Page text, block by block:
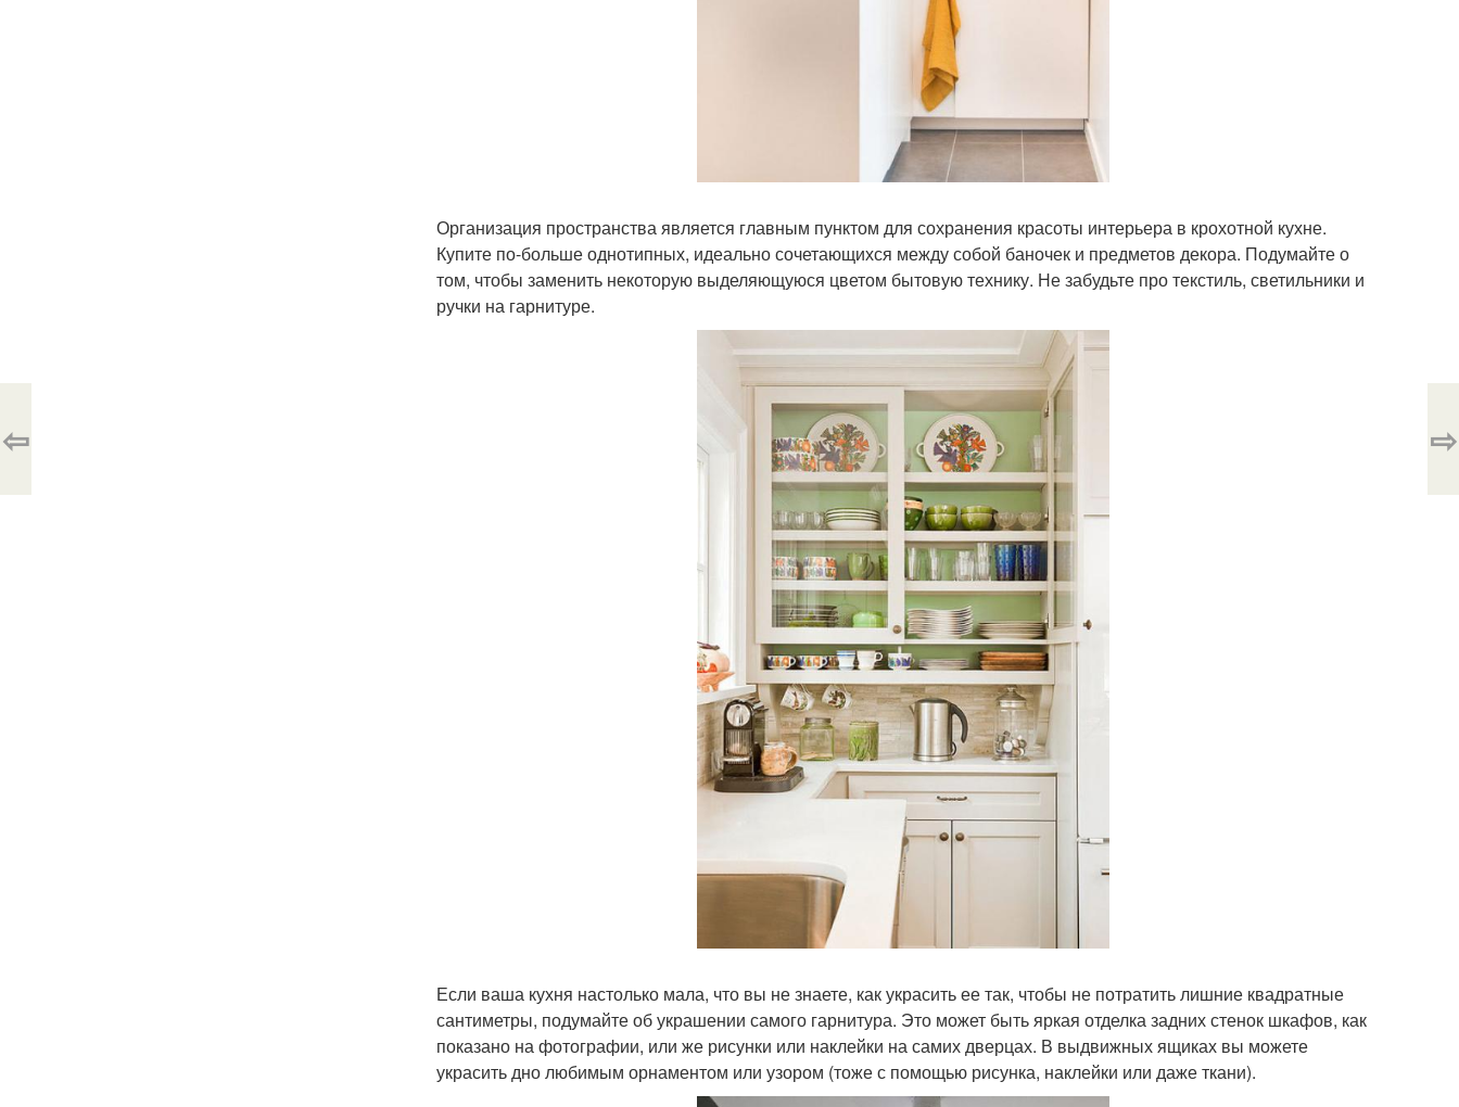
Организация пространства является главным пунктом для сохранения красоты интерьера в крохотной кухне.
Купите по-больше однотипных, идеально сочетающихся между собой баночек и предметов декора. Подумайте о
том, чтобы заменить некоторую выделяющуюся цветом бытовую технику. Не забудьте про текстиль, светильники и
ручки на гарнитуре.
Если ваша кухня настолько мала, что вы не знаете, как украсить ее так, чтобы не потратить лишние квадратные
сантиметры, подумайте об украшении самого гарнитура. Это может быть яркая отделка задних стенок шкафов, как
показано на фотографии, или же рисунки или наклейки на самих дверцах. В выдвижных ящиках вы можете
украсить дно любимым орнаментом или узором (тоже с помощью рисунка, наклейки или даже ткани).
⇦ ⇨